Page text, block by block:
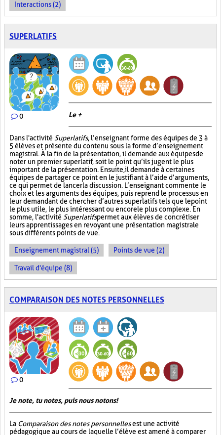
Interactions (2)
SUPERLATIFS
0 Le +
Dans l'activité Superlatifs, l’enseignant forme des équipes de 3 à
5 élèves et présente du contenu sous la forme d’enseignement
magistral. À la fin de la présentation, il demande aux équipes de
noter un premier superlatif, soit le point qu’ils jugent le plus
important de la présentation. Ensuite, il demande à certaines
équipes de partager ce point en le justifiant à l’aide d’arguments,
ce qui permet de lancer la discussion. L’enseignant commente le
choix et les arguments des équipes, puis reprend le processus en
leur demandant de chercher d’autres superlatifs tels que le point
le plus utile, le plus intéressant ou encore le plus complexe. En
somme, l'activité Superlatifspermet aux élèves de concrétiser
leurs apprentissages en revoyant une présentation magistrale
sous différents points de vue.
Enseignement magistral (5) Points de vue (2)
Travail d'équipe (8)
COMPARAISON DES NOTES PERSONNELLES
0
Je note, tu notes, puis nous notons!
La Comparaison des notes personnellesest une activité
pédagogique au cours de laquelle l’élève est amené à comparer